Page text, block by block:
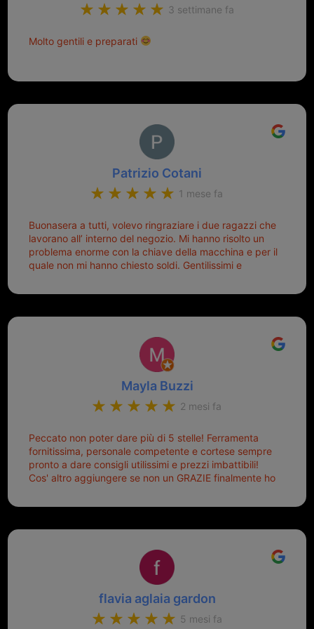
3 settimane fa
Molto gentili e preparati
Patrizio Cotani
1 mese fa
Buonasera a tutti, volevo ringraziare i due ragazzi che
lavorano all’ interno del negozio. Mi hanno risolto un
problema enorme con la chiave della macchina e per il
quale non mi hanno chiesto soldi. Gentilissimi e
Sicuramente tornerò qui per qualsiasi altro problema.
Mayla Buzzi
2 mesi fa
Peccato non poter dare più di 5 stelle! Ferramenta
fornitissima, personale competente e cortese sempre
pronto a dare consigli utilissimi e prezzi imbattibili!
Cos' altro aggiungere se non un GRAZIE finalmente ho
mio riferimento. Ah dimenticavo...da loro sono riuscita
Top top top!!!
flavia aglaia gardon
5 mesi fa